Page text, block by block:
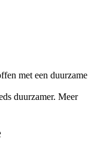
met een duurzame
duurzamer. Meer